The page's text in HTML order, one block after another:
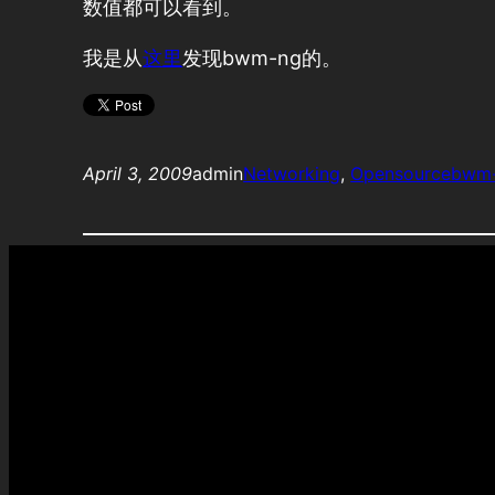
数值都可以看到。
我是从这里发现bwm-ng的。
April 3, 2009adminNetworking, Opensource